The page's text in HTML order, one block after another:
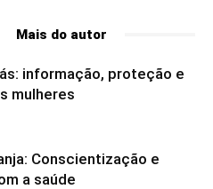
Mais do autor
informação, proteção e
mulheres
Conscientização e
a saúde